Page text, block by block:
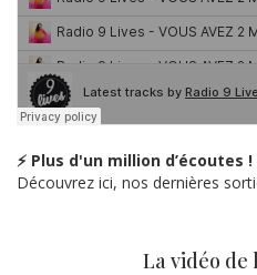
⚡ Plus d'un million d’écoutes !
Découvrez ici, nos dernières
La vidéo de